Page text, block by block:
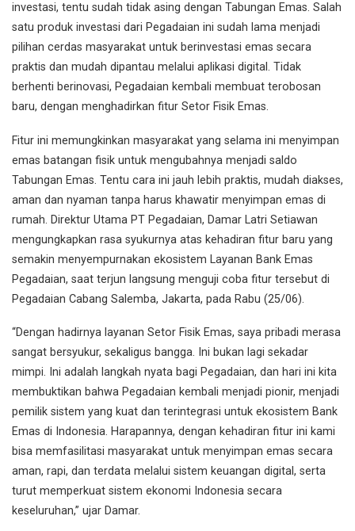
investasi, tentu sudah tidak asing dengan Tabungan Emas. Salah
satu produk investasi dari Pegadaian ini sudah lama menjadi
pilihan cerdas masyarakat untuk berinvestasi emas secara
praktis dan mudah dipantau melalui aplikasi digital. Tidak
berhenti berinovasi, Pegadaian kembali membuat terobosan
baru, dengan menghadirkan fitur Setor Fisik Emas.
Fitur ini memungkinkan masyarakat yang selama ini menyimpan
emas batangan fisik untuk mengubahnya menjadi saldo
Tabungan Emas. Tentu cara ini jauh lebih praktis, mudah diakses,
aman dan nyaman tanpa harus khawatir menyimpan emas di
rumah. Direktur Utama PT Pegadaian, Damar Latri Setiawan
mengungkapkan rasa syukurnya atas kehadiran fitur baru yang
semakin menyempurnakan ekosistem Layanan Bank Emas
Pegadaian, saat terjun langsung menguji coba fitur tersebut di
Pegadaian Cabang Salemba, Jakarta, pada Rabu (25/06).
“Dengan hadirnya layanan Setor Fisik Emas, saya pribadi merasa
sangat bersyukur, sekaligus bangga. Ini bukan lagi sekadar
mimpi. Ini adalah langkah nyata bagi Pegadaian, dan hari ini kita
membuktikan bahwa Pegadaian kembali menjadi pionir, menjadi
pemilik sistem yang kuat dan terintegrasi untuk ekosistem Bank
Emas di Indonesia. Harapannya, dengan kehadiran fitur ini kami
bisa memfasilitasi masyarakat untuk menyimpan emas secara
aman, rapi, dan terdata melalui sistem keuangan digital, serta
turut memperkuat sistem ekonomi Indonesia secara
keseluruhan,” ujar Damar.